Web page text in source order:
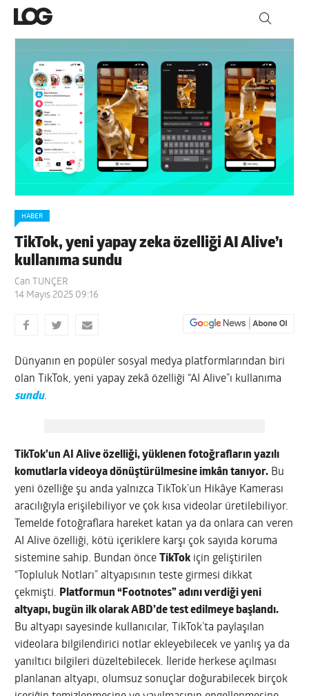
HABER
TikTok, yeni yapay zeka özelliği AI Alive’ı
kullanıma sundu
Can TUNÇER
14 Mayıs 2025 09:16
Dünyanın en popüler sosyal medya platformlarından biri
olan TikTok, yeni yapay zekâ özelliği “AI Alive”ı kullanıma
sundu.
TikTok’unAI Aliveözelliği, yüklenen fotoğrafların yazılı
komutlarla videoya dönüştürülmesine imkân tanıyor. Bu
yeni özelliğe şu anda yalnızca TikTok’un Hikâye Kamerası
aracılığıyla erişilebiliyor ve çok kısa videolar üretilebiliyor.
Temelde fotoğraflara hareket katan ya da onlara can veren
AI Alive özelliği, kötü içeriklere karşı çok sayıda koruma
sistemine sahip. Bundan önce
TikTok için geliştirilen
“Topluluk Notları” altyapısının teste girmesi dikkat
çekmişti. Platformun “Footnotes” adını verdiği yeni
altyapı, bugün ilk olarak ABD’de test edilmeye başlandı.
Bu altyapı sayesinde kullanıcılar, TikTok’ta paylaşılan
videolara bilgilendirici notlar ekleyebilecek ve yanlış ya da
yanıltıcı bilgileri düzeltebilecek. İleride herkese açılması
planlanan altyapı, olumsuz sonuçlar doğurabilecek birçok